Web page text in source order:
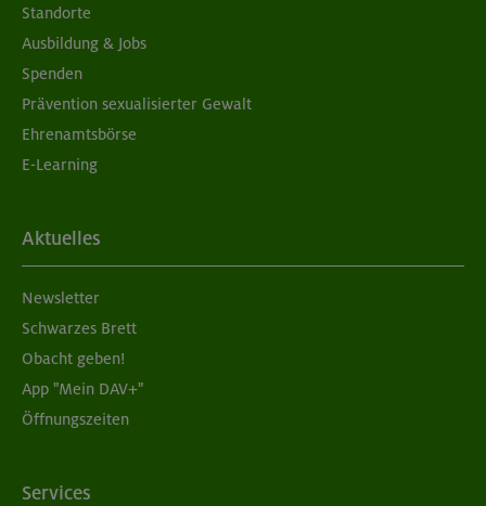
Standorte
Ausbildung & Jobs
Spenden
Prävention sexualisierter Gewalt
Ehrenamtsbörse
E-Learning
Aktuelles
Newsletter
Schwarzes Brett
Obacht geben!
App "Mein DAV+"
Öffnungszeiten
Services